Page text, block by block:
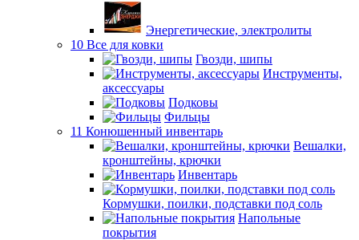
Энергетические, электролиты
10 Все для ковки
Гвозди, шипы
Инструменты,
аксессуары
Подковы
Фильцы
11 Конюшенный инвентарь
Вешалки,
кронштейны, крючки
Инвентарь
Кормушки, поилки, подставки под соль
Напольные
покрытия